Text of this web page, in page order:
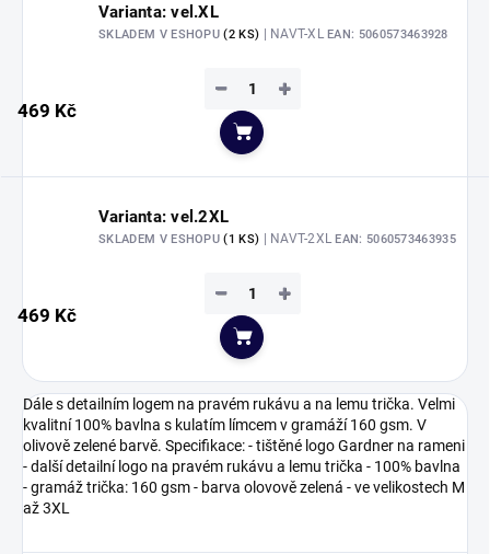
Varianta: vel.XL
SKLADEM V ESHOPU(2 KS) | NAVT-XLEAN: 5060573463928
469 Kč
+
−
Do košíku
Varianta: vel.2XL
SKLADEM V ESHOPU(1 KS) | NAVT-2XLEAN: 5060573463935
469 Kč
+
−
Do košíku
Dále s detailním logem na pravém rukávu a na lemu trička. Velmi
kvalitní 100% bavlna s kulatím límcem v gramáží 160 gsm. V
olivově zelené barvě. Specifikace: - tištěné logo Gardner na rameni
- další detailní logo na pravém rukávu a lemu trička - 100% bavlna
- gramáž trička: 160 gsm - barva olovově zelená - ve velikostech M
až 3XL